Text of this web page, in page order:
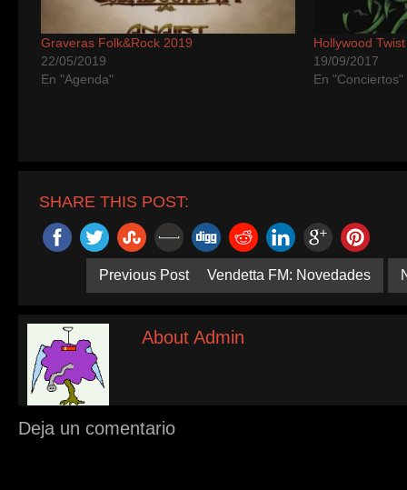
Graveras Folk&Rock 2019
22/05/2019
En "Agenda"
Hollywood
19/09/2017
En "Conciertos"
SHARE THIS POST:
Previous Post Vendetta FM: Novedades
About Admin
Deja un comentario